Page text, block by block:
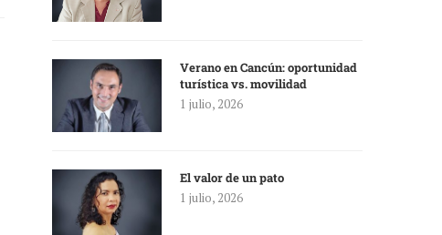
Verano en Cancún: oportunidad
turística vs. movilidad
1 julio, 2026
El valor de un pato
1 julio, 2026